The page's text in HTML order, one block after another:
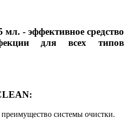
- эффективное средство
для всех типов
преимущество системы очистки.